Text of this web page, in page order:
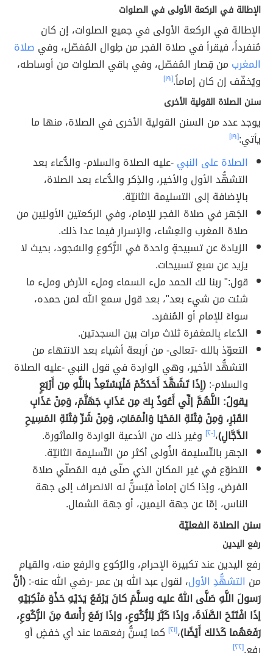
الإطالة في الركعة الأولى في الصلوات
الإطالة في الركعة الأولى في جميع الصلوات، إن كان
مُنفرداً، فيقرأ في صلاة الفجر من طِوال المُفصّل، وفي صلاة
المغرب من قِصار المُفصّل، وفي باقي الصلوات من أوساطه،
ويُخفّف إن كان إماماً.[١٩]
سنن الصلاة القولية الأخرى
يوجد عدد من السنن القولية الأخرى في الصلاة، منها ما
يأتي:[١٩]
الصلاة على النبي-عليه الصلاة والسلام- والدُّعاء بعد
التشهُّد الأول والأخير، والذِكر والدُّعاء بعد الصلاة،
بالإضافة إلى التسليمة الثانيّة.
الجَهر في صلاة الفجر للإمام، وفي الركعتين الأوليَين من
صلاة المغرب والعِشاء، والإسرار فيما عدا ذلك.
الزيادة عن تسبيحةٍ واحدة في الرُّكوعِ والسُجود، بحيث لا
يزيد عن سَبع تسبيحات.
قول:" ربنا لك الحمد ملء السماء وملء الأرض وملء ما
شئت من شيء بعد"، بعد قول سمع الله لمن حمده،
سواءً للإمام أو المُنفرد.
الدُعاء بِالمغفرة ثلاث مرات بين السجدتين.
التعوّذ بالله -تعالى- من أربعة أشياء بعد الانتهاء من
التشهُّد الأخير، وهي الواردة في قول النبي -عليه الصلاة
والسلام-:(إِذَا تَشَهَّدَ أَحَدُكُمْ فَلْيَسْتَعِذْ باللَّهِ مِن أَرْبَعٍ
يقولُ: اللَّهُمَّ إنِّي أَعُوذُ بِكَ مِن عَذَابِ جَهَنَّمَ، وَمِنْ عَذَابِ
القَبْرِ، وَمِنْ فِتْنَةِ المَحْيَا وَالْمَمَاتِ، وَمِنْ شَرِّ فِتْنَةِ المَسِيحِ
الدَّجَّالِ)،[٢٠] وغير ذلك من الأدعية الواردة والمأثورة.
الجهر بالتّسليمة الأُولى أكثر من التّسليمة الثانيّة.
التطوّع في غير المكان الذي صلّى فيه المُصلّي صلاة
الفرض، وإذا كان إماماً فيُسنُّ له الانصراف إلى جهة
الناس، إمّا عن جهة اليمين، أو جهة الشمال.
سنن الصلاة الفعليّة
رفع اليدين
رفع اليدين عند تكبيرة الإحرام، والرُكوع والرفع منه، والقيام
من التشهُّدِ الأول، لقول عبد الله بن عمر -رضي الله عنه-:(أنَّ
رَسولَ اللَّهِ صَلَّى اللهُ عليه وسلَّمَ كانَ يَرْفَعُ يَدَيْهِ حَذْوَ مَنْكِبَيْهِ
إذَا افْتَتَحَ الصَّلَاةَ، وإذَا كَبَّرَ لِلرُّكُوعِ، وإذَا رَفَعَ رَأْسَهُ مِنَ الرُّكُوعِ،
رَفَعَهُما كَذلكَ أَيْضًا)،[٢١]
كما يُسنُّ رفعهما عند أي خفضٍ أو
[٢٢]